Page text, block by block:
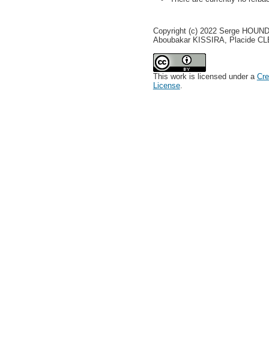
Copyright (c) 2022 Serge
Aboubakar KISSIRA, Placide
This work is licensed under a
License.